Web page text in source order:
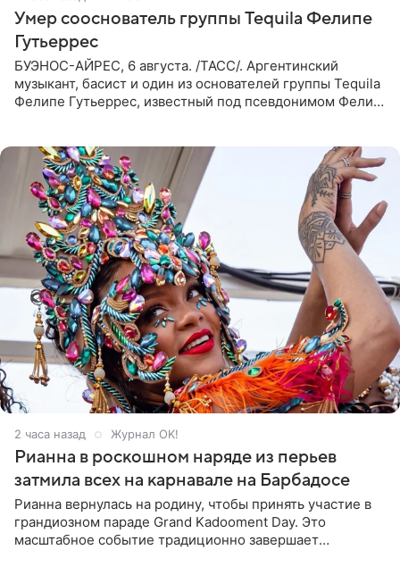
Умер сооснователь группы Tequila Фелипе
Гутьеррес
БУЭНОС-АЙРЕС, 6 августа. /ТАСС/. Аргентинский
музыкант, басист и один из основателей группы Tequila
Фелипе Гутьеррес, известный под псевдонимом Фелипе
2 часа назад Журнал OK!
Рианна в роскошном наряде из перьев
затмила всех на карнавале на Барбадосе
Рианна вернулась на родину, чтобы принять участие в
грандиозном параде Grand Kadooment Day. Это
масштабное событие традиционно завершает